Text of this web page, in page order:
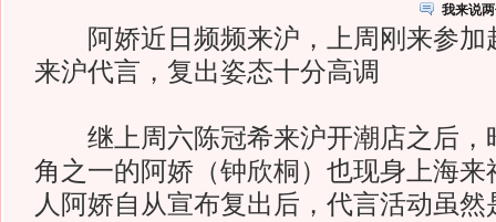
我来说
阿娇近日频频来沪，上周刚来参加
来沪代言，复出姿态十分高调
继上周六陈冠希来沪开潮店之后，
角之一的阿娇（钟欣桐）也现身上海来
人阿娇自从宣布复出后，代言活动虽